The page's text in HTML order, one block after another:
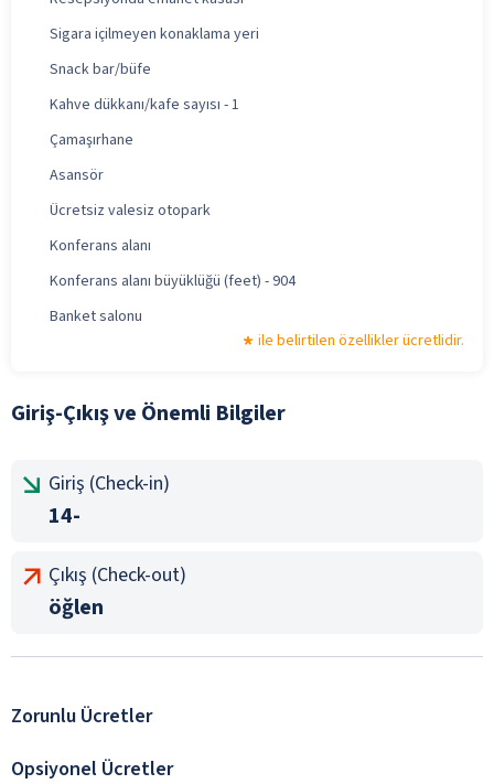
Sigara içilmeyen konaklama yeri
Snack bar/büfe
Kahve dükkanı/kafe sayısı - 1
Çamaşırhane
Asansör
Ücretsiz valesiz otopark
Konferans alanı
Konferans alanı büyüklüğü (feet) - 904
Banket salonu
ile belirtilen özellikler ücretlidir.
Giriş-Çıkış ve Önemli Bilgiler
Giriş (Check-in)
14-
Çıkış (Check-out)
öğlen
Zorunlu Ücretler
Opsiyonel Ücretler